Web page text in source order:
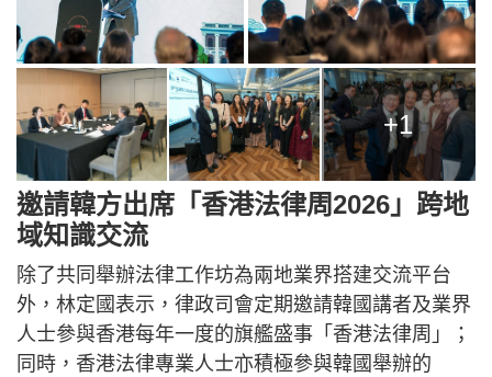
+1
邀請韓方出席「香港法律周2026」跨地
域知識交流
除了共同舉辦法律工作坊為兩地業界搭建交流平台
外，林定國表示，律政司會定期邀請韓國講者及業界
人士參與香港每年一度的旗艦盛事「香港法律周」；
同時，香港法律專業人士亦積極參與韓國舉辦的